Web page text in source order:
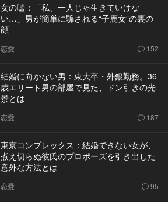
女の嘘：「私、一人じゃ生きていけな
い…」男が簡単に騙される“子鹿女”の裏の
顔
恋愛 152
結婚に向かない男：東大卒・外銀勤務。36
歳エリート男の部屋で見た、ドン引きの光
景とは
恋愛 187
東京コンプレックス：結婚できない女が、
煮え切らぬ彼氏のプロポーズを引き出した
意外な方法とは
恋愛 95